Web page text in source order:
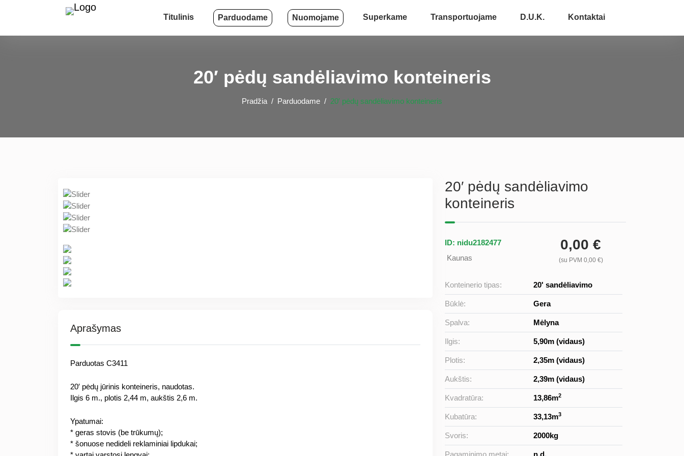
Titulinis Parduodame Nuomojame Superkame Transportuojame D.U.K. Kontaktai
20′ pėdų sandėliavimo konteineris
Pradžia Parduodame 20′ pėdų sandėliavimo konteineris
Aprašymas
Parduotas C3411
20′ pėdų jūrinis konteineris, naudotas.
Ilgis 6 m., plotis 2,44 m, aukštis 2,6 m.
Ypatumai:
* geras stovis (be trūkumų);
* šonuose nedideli reklaminiai lipdukai;
20′ pėdų sandėliavimo
konteineris
ID: nidu2182477
Kaunas
0,00 €
(su PVM 0,00 €)
Konteinerio tipas: 20' sandėliavimo
Būklė: Gera
Spalva: Mėlyna
Ilgis: 5,90m (vidaus)
Plotis: 2,35m (vidaus)
Aukštis: 2,39m (vidaus)
Kvadratūra: 13,86m2
Kubatūra: 33,13m3
Svoris: 2000kg
Pagaminimo metai: n.d.